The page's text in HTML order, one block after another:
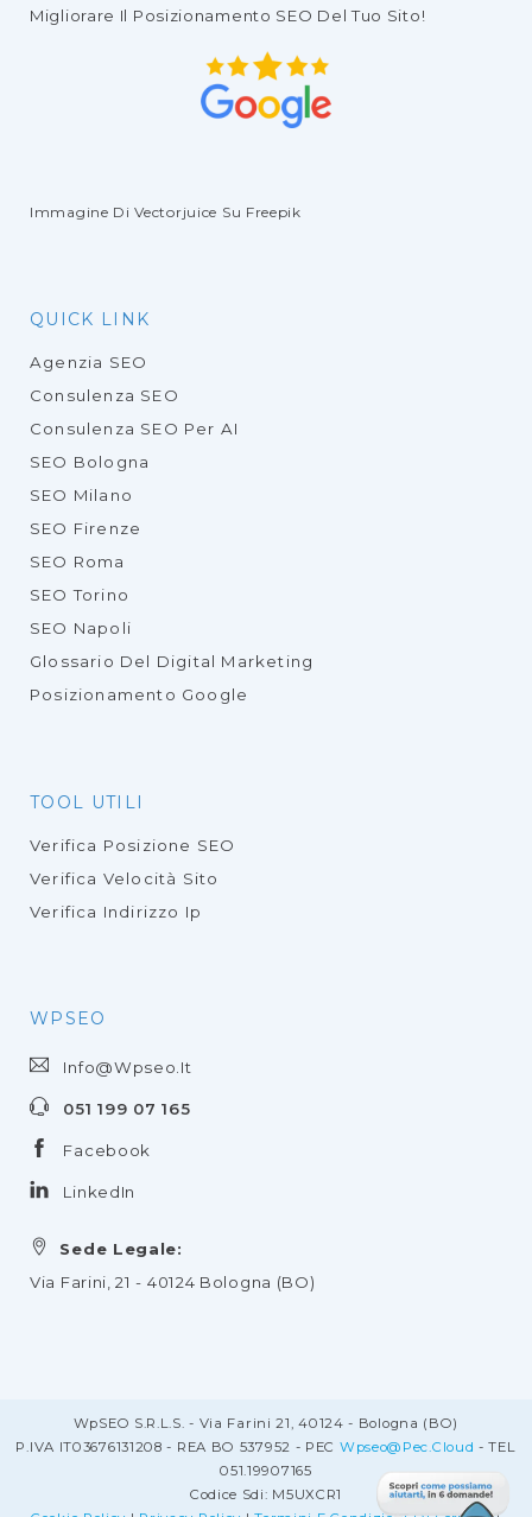
Migliorare Il Posizionamento SEO Del Tuo Sito!
Immagine Di Vectorjuice Su Freepik
QUICK LINK
Agenzia SEO
Consulenza SEO
Consulenza SEO Per AI
SEO Bologna
SEO Milano
SEO Firenze
SEO Roma
SEO Torino
SEO Napoli
Glossario Del Digital Marketing
Posizionamento Google
TOOL UTILI
Verifica Posizione SEO
Verifica Velocità Sito
Verifica Indirizzo Ip
WPSEO
Info@wpseo.it
051 199 07 165
Facebook
LinkedIn
Sede Legale:
Via Farini, 21 - 40124 Bologna (BO)
WpSEO S.r.l.s. - Via Farini 21, 40124 - Bologna (BO)
P.IVA IT03676131208 - REA BO 537952 - PEC Wpseo@pec.cloud - TEL
051.19907165
Codice Sdi: M5UXCR1